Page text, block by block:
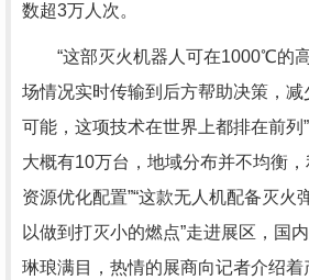
数超3万人次。
“这部灭火机器人可在1000℃的高
场情况实时传输到后方帮助决策，
可能，这项技术在世界上都排在前列
大概有10万台，地域分布并不均衡
资源优化配置”“这款无人机配备灭火
以做到打灭小的燃点”走进展区，国
琳琅满目，热情的展商向记者介绍